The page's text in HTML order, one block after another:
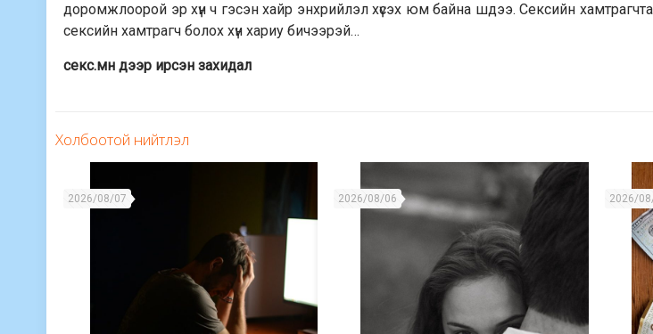
доромжлоорой эр хүн ч гэсэн хайр энхрийлэл хүсэх юм байна шдээ. Сексийн
сексийн хамтрагч болох хүн хариу бичээрэй…
секс.мн дээр ирсэн захидал
Холбоотой нийтлэл
2026/08/07 2026/08/06 2026/